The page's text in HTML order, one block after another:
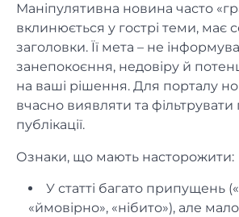
Маніпулятивна новина часто
вклинюється у гострі теми, має
заголовки. Її мета – не
занепокоєння, недовіру й
на ваші рішення. Для порталу
вчасно виявляти та фільтрувати
публікації.
Ознаки, що мають насторожити:
У статті багато припущень
«ймовірно», «нібито»), але